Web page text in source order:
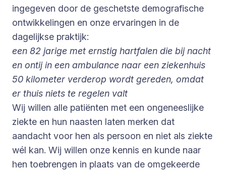
ingegeven door de geschetste demografische
ontwikkelingen en onze ervaringen in de
dagelijkse praktijk:
een 82 jarige met ernstig hartfalen die bij nacht
en ontij in een ambulance naar een ziekenhuis
50 kilometer verderop wordt gereden, omdat
er thuis niets te regelen valt
Wij willen alle patiënten met een ongeneeslijke
ziekte en hun naasten laten merken dat
aandacht voor hen als persoon en niet als ziekte
wél kan. Wij willen onze kennis en kunde naar
hen toebrengen in plaats van de omgekeerde